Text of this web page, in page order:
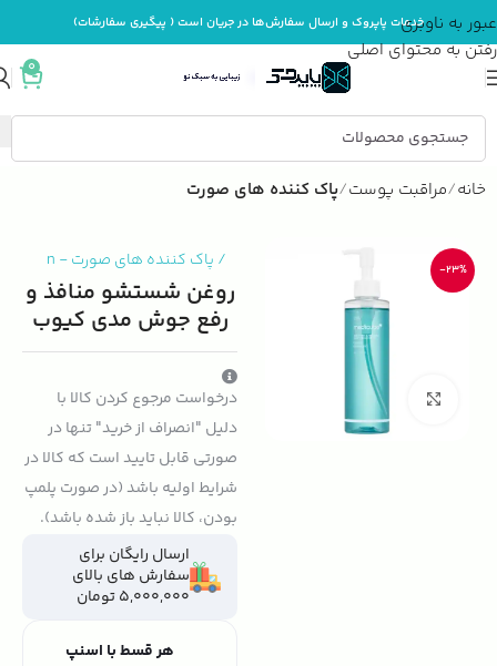
عبور به ناوبری
رفتن به محتوای اصلی
خدمات پاپروک و ارسال سفارش‌ها در جریان است ( پیگیری سفارشات)
0
خانه مراقبت پوست پاک کننده های صورت
-23%
بزرگنمایی تصویر
/ پاک کننده های صورت-
n
روغن شستشو منافذ و
رفع جوش مدی کیوب
درخواست مرجوع کردن کالا با
دلیل "انصراف از خرید" تنها در
صورتی قابل تایید است که کالا در
شرایط اولیه باشد (در صورت پلمپ
بودن، کالا نباید باز شده باشد).
ارسال رایگان برای
سفارش های بالای
5,000,000 تومان
هر قسط با اسنپ